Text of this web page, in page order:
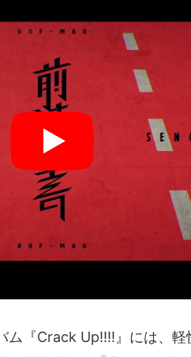
ム『Crack Up!!!!』には、